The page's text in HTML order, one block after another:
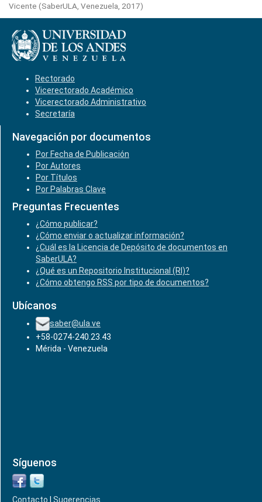
Vicente (SaberULA, Venezuela, 2017)
Rectorado
Vicerectorado Académico
Vicerectorado Administrativo
Secretaría
Navegación por documentos
Por Fecha de Publicación
Por Autores
Por Títulos
Por Palabras Clave
Preguntas Frecuentes
¿Cómo publicar?
¿Cómo enviar o actualizar información?
¿Cuál es la Licencia de Depósito de documentos en
SaberULA?
¿Qué es un Repositorio Institucional (RI)?
¿Cómo obtengo RSS por tipo de documentos?
Ubícanos
saber@ula.ve
+58-0274-240.23.43
Mérida - Venezuela
Síguenos
Contacto Sugerencias